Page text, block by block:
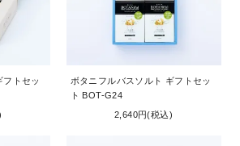
トセッ
ボタニフルバスソルト ギフトセッ
ト BOT-G24
2,640円(税込)